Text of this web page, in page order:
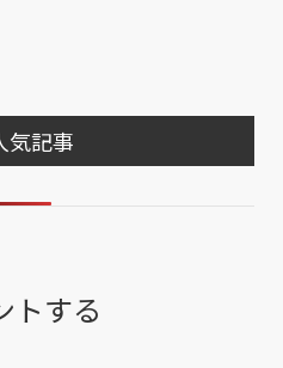
気記事
トする